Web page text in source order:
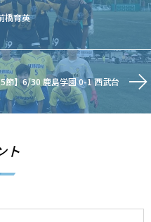
橋育英
節】6/30 鹿島学園 0-1 西武台
ト